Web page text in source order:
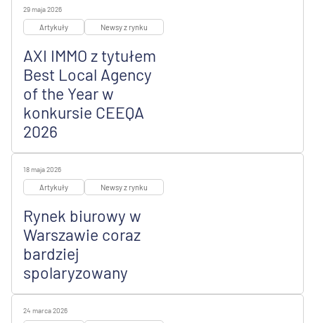
29 maja 2026
Artykuły Newsy z rynku
AXI IMMO z tytułem
Best Local Agency
of the Year w
konkursie CEEQA
2026
18 maja 2026
Artykuły Newsy z rynku
Rynek biurowy w
Warszawie coraz
bardziej
spolaryzowany
24 marca 2026